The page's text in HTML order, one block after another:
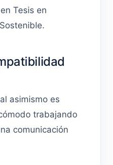
Tesis en
asimismo es
trabajando
comunicación